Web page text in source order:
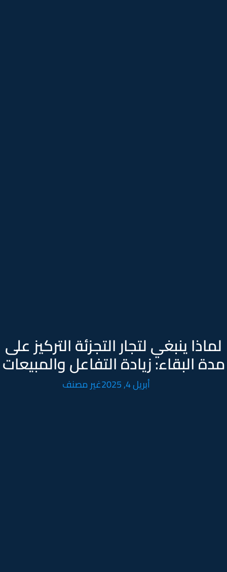
لماذا ينبغي لتجار التجزئة التركيز على
مدة البقاء: زيادة التفاعل والمبيعات
أبريل 4, 2025 غير مصنف